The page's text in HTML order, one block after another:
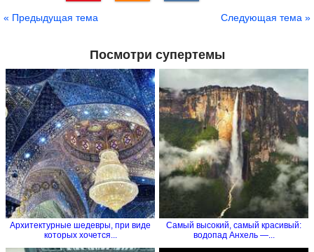
« Предыдущая тема Следующая тема »
Посмотри супертемы
Архитектурные шедевры, при виде
которых хочется...
Самый высокий, самый красивый:
водопад Анхель —...